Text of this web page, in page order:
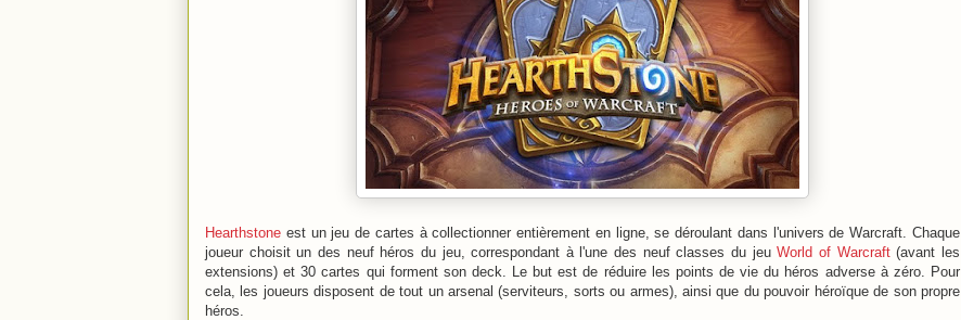
Hearthstone est un jeu de cartes à collectionner entièrement en ligne, se déroulant dans l'univers de Warcraft. Chaque
joueur choisit un des neuf héros du jeu, correspondant à l'une des neuf classes du jeuWorld of Warcraft(avant les
extensions) et 30 cartes qui forment son deck. Le but est de réduire les points de vie du héros adverse à zéro. Pour
cela, les joueurs disposent de tout un arsenal (serviteurs, sorts ou armes), ainsi que du pouvoir héroïque de son propre
héros.